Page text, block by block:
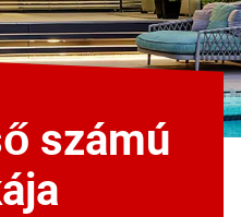
számú